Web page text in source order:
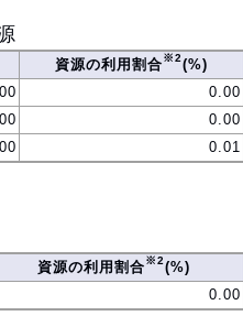
資源の利用割合※2(%)
0.00
0.00
0.01
資源の利用割合※2(%)
0.00